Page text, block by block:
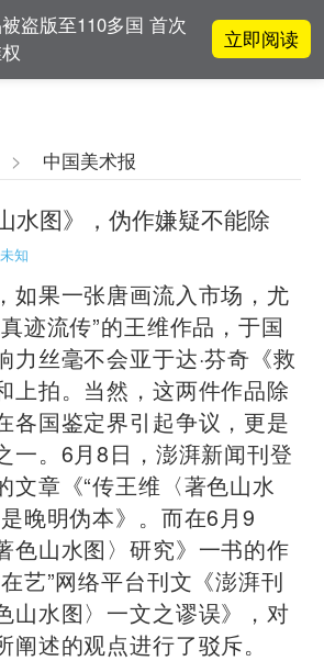
盗版至110多国 首次
立即阅读
上海转型：为何要成
商业综合体？
领衔 作为群体的早期
家
> 中国美术报
水图》，伪作嫌疑不能除
未知
果一张唐画流入市场，尤
迹流传”的王维作品，于国
力丝毫不会亚于达·芬奇《救
上拍。当然，这两件作品除
各国鉴定界引起争议，更是
一。6月8日，澎湃新闻刊登
文章《“传王维〈著色山水
晚明伪本》。而在6月9
色山水图〉研究》一书的作
艺”网络平台刊文《澎湃刊
山水图〉一文之谬误》，对
述的观点进行了驳斥。